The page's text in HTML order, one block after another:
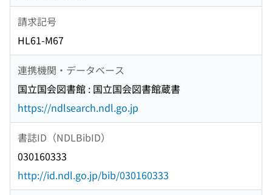
請求記号
HL61-M67
連携機関・データベース
国立国会図書館 : 国立国会図書館蔵書
https://ndlsearch.ndl.go.jp
書誌ID（NDLBibID）
030160333
http://id.ndl.go.jp/bib/030160333